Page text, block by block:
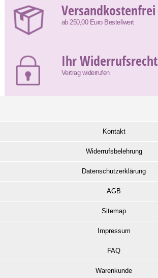
Versandkostenfrei
ab 250,00 Euro Bestellwert
Ihr Widerrufsrecht
Vertrag widerrufen
Kontakt
Widerrufsbelehrung
Datenschutzerklärung
AGB
Sitemap
Impressum
FAQ
Warenkunde